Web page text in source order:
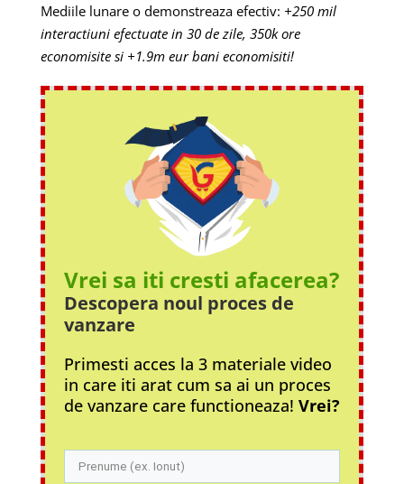
Mediile lunare o demonstreaza efectiv: +250 mil
interactiuni efectuate in 30 de zile, 350k ore
economisite si +1.9m eur bani economisiti!
Vrei sa iti cresti afacerea?
Descopera noul procesde
vanzare
Primesti acces la 3 materiale video
in care iti arat cum sa ai un proces
de vanzare care functioneaza! Vrei?